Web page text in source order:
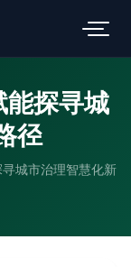
能探寻城
径
城市治理智慧化新